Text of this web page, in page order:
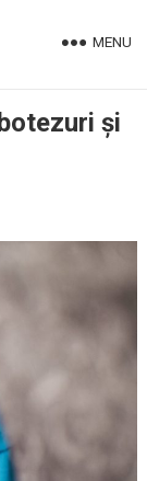
MENU
și